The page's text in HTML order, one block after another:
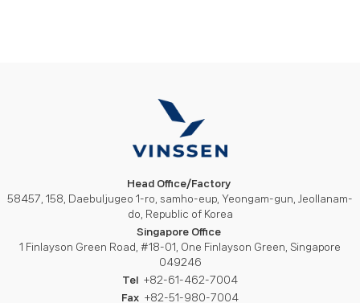
Head Office/Factory
58457, 158, Daebuljugeo 1-ro, samho-eup, Yeongam-gun, Jeollanam-
do, Republic of Korea
Singapore Office
1 Finlayson Green Road, #18-01, One Finlayson Green, Singapore
049246
Tel +82-61-462-7004
Fax +82-51-980-7004